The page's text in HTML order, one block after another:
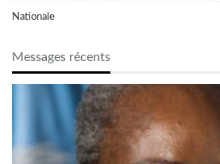
Nationale
Messages récents